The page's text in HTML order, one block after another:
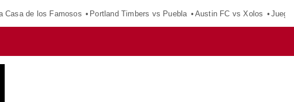
Casa de los Famosos Portland Timbers vs Puebla Austin FC vs Xolos